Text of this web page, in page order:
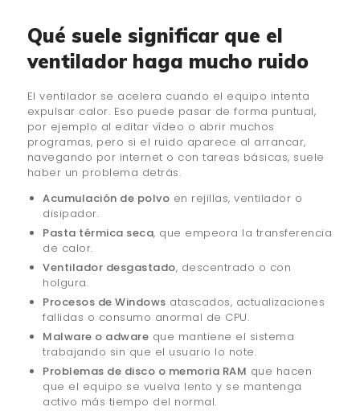
Qué suele significar que el
ventilador haga mucho ruido
El ventilador se acelera cuando el equipo intenta
expulsar calor. Eso puede pasar de forma puntual,
por ejemplo al editar vídeo o abrir muchos
programas, pero si el ruido aparece al arrancar,
navegando por internet o con tareas básicas, suele
haber un problema detrás.
Acumulación de polvo en rejillas, ventilador o
disipador.
Pasta térmica seca, que empeora la transferencia
de calor.
Ventilador desgastado, descentrado o con
holgura.
Procesos de Windows atascados, actualizaciones
fallidas o consumo anormal de CPU.
Malware o adware que mantiene el sistema
trabajando sin que el usuario lo note.
Problemas de disco o memoria RAM que hacen
que el equipo se vuelva lento y se mantenga
activo más tiempo del normal.